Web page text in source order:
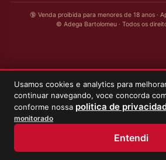
Usamos cookies e analytics para
continuar navegando, voce concorda
conforme nossa politica de
monitorado
Entendi
🔞 Venda proibida para menores de 18 anos ·
© Adega Bartolomeu · Todos os